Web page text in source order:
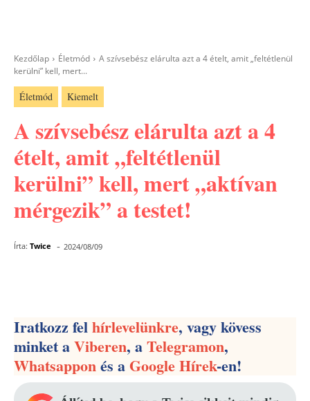
Kezdőlap Életmód
A szívsebész elárulta azt a 4 ételt, amit „feltétlenül
kerülni” kell, mert...
Életmód Kiemelt
A szívsebész elárulta azt a 4
ételt, amit „feltétlenül
kerülni” kell, mert „aktívan
mérgezik” a testet!
Írta: Twice - 2024/08/09
Iratkozz felhírlevelünkre, vagy kövess
minket aViberen, aTelegramon,
Whatsapponés aGoogle Hírek-en!